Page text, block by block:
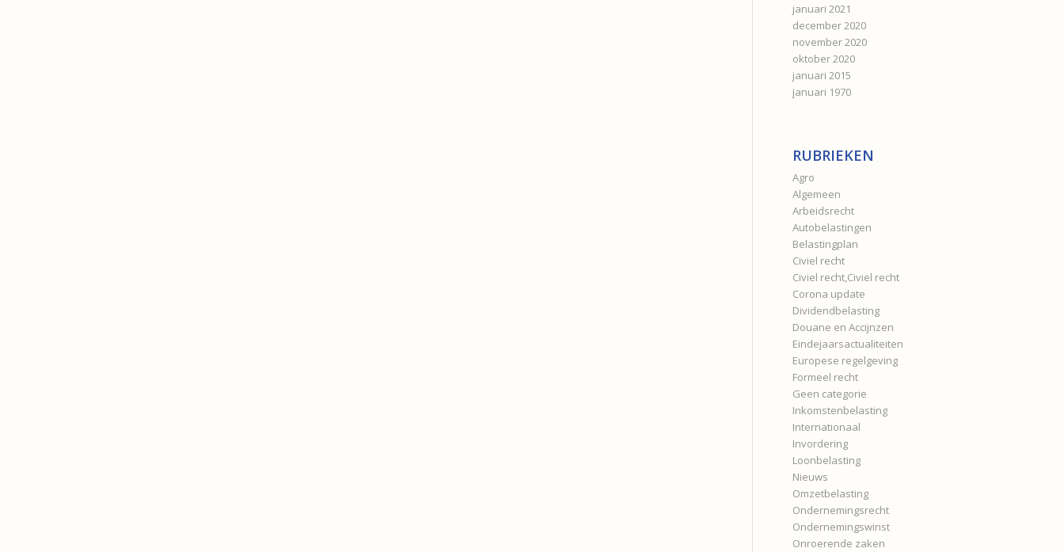
januari 2021
december 2020
november 2020
oktober 2020
januari 2015
januari 1970
RUBRIEKEN
Agro
Algemeen
Arbeidsrecht
Autobelastingen
Belastingplan
Civiel recht
Civiel recht,Civiel recht
Corona update
Dividendbelasting
Douane en Accijnzen
Eindejaarsactualiteiten
Europese regelgeving
Formeel recht
Geen categorie
Inkomstenbelasting
Internationaal
Invordering
Loonbelasting
Nieuws
Omzetbelasting
Ondernemingsrecht
Ondernemingswinst
Onroerende zaken